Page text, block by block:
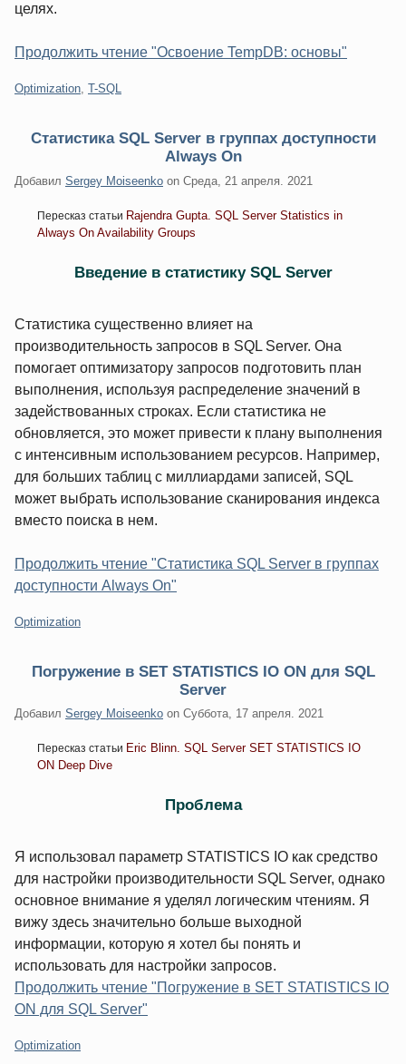
целях.
Продолжить чтение "Освоение TempDB: основы"
Категории:
Optimization, T-SQL
Статистика SQL Server в группах доступности
Always On
Добавил Sergey Moiseenko on Среда, 21 апреля. 2021
Пересказ статьи Rajendra Gupta. SQL Server Statistics in
Always On Availability Groups
Введение в статистику SQL Server
Статистика существенно влияет на
производительность запросов в SQL Server. Она
помогает оптимизатору запросов подготовить план
выполнения, используя распределение значений в
задействованных строках. Если статистика не
обновляется, это может привести к плану выполнения
с интенсивным использованием ресурсов. Например,
для больших таблиц с миллиардами записей, SQL
может выбрать использование сканирования индекса
вместо поиска в нем.
Продолжить чтение "Статистика SQL Server в группах
доступности Always On"
Категории:
Optimization
Погружение в SET STATISTICS IO ON для SQL
Server
Добавил Sergey Moiseenko on Суббота, 17 апреля. 2021
Пересказ статьи Eric Blinn. SQL Server SET STATISTICS IO
ON Deep Dive
Проблема
Я использовал параметр STATISTICS IO как средство
для настройки производительности SQL Server, однако
основное внимание я уделял логическим чтениям. Я
вижу здесь значительно больше выходной
информации, которую я хотел бы понять и
использовать для настройки запросов.
Продолжить чтение "Погружение в SET STATISTICS IO
ON для SQL Server"
Категории:
Optimization